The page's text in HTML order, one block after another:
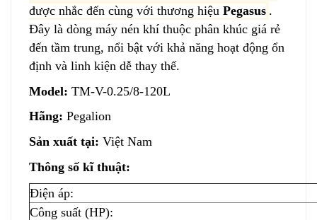
được nhắc đến cùng với thương hiệu Pegasus .
Đây là dòng máy nén khí thuộc phân khúc giá rẻ
đến tầm trung, nổi bật với khả năng hoạt động ổn
định và linh kiện dễ thay thế.
Model: TM-V-0.25/8-120L
Hãng: Pegalion
Sản xuất tại: Việt Nam
Thông số kĩ thuật:
Điện áp:
Công suất (HP):